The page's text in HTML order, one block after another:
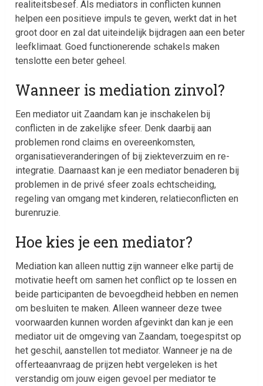
realiteitsbesef. Als mediators in conflicten kunnen
helpen een positieve impuls te geven, werkt dat in het
groot door en zal dat uiteindelijk bijdragen aan een beter
leefklimaat. Goed functionerende schakels maken
tenslotte een beter geheel.
Wanneer is mediation zinvol?
Een mediator uit Zaandam kan je inschakelen bij
conflicten in de zakelijke sfeer. Denk daarbij aan
problemen rond claims en overeenkomsten,
organisatieveranderingen of bij ziekteverzuim en re-
integratie. Daarnaast kan je een mediator benaderen bij
problemen in de privé sfeer zoals echtscheiding,
regeling van omgang met kinderen, relatieconflicten en
burenruzie.
Hoe kies je een mediator?
Mediation kan alleen nuttig zijn wanneer elke partij de
motivatie heeft om samen het conflict op te lossen en
beide participanten de bevoegdheid hebben en nemen
om besluiten te maken. Alleen wanneer deze twee
voorwaarden kunnen worden afgevinkt dan kan je een
mediator uit de omgeving van Zaandam, toegespitst op
het geschil, aanstellen tot mediator. Wanneer je na de
offerteaanvraag de prijzen hebt vergeleken is het
verstandig om jouw eigen gevoel per mediator te